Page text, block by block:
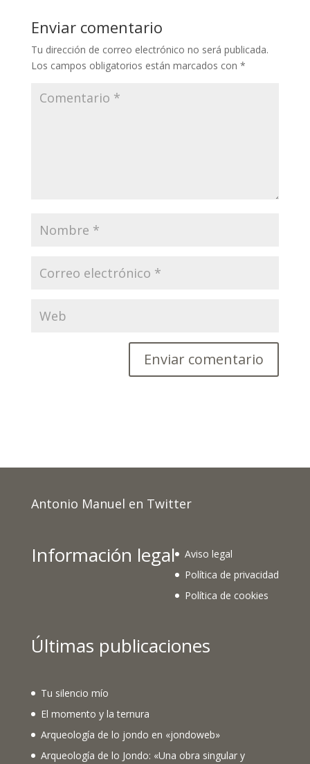
Enviar comentario
Tu dirección de correo electrónico no será publicada.
Los campos obligatorios están marcados con *
Antonio Manuel en Twitter
Información legal
Aviso legal
Política de privacidad
Política de cookies
Últimas publicaciones
Tu silencio mío
El momento y la ternura
Arqueología de lo jondo en «jondoweb»
Arqueología de lo Jondo: «Una obra singular y